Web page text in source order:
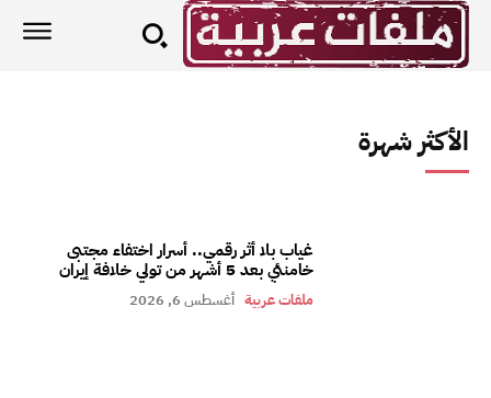
الأكثر شهرة
غياب بلا أثر رقمي.. أسرار اختفاء مجتبى
خامنئي بعد 5 أشهر من تولي خلافة إيران
ملفات عربية أغسطس 6, 2026